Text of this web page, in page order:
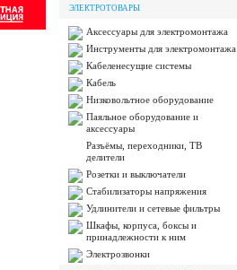
ЭЛЕКТРОТОВАРЫ
Аксессуары для электромонтажа
Инструменты для электромонтажа
Кабеленесущие системы
Кабель
Низковольтное оборудование
Паяльное оборудование и
аксессуары
Разъёмы, переходники, ТВ
делители
Розетки и выключатели
Стабилизаторы напряжения
Удлинители и сетевые фильтры
Шкафы, корпуса, боксы и
принадлежности к ним
Электрозвонки